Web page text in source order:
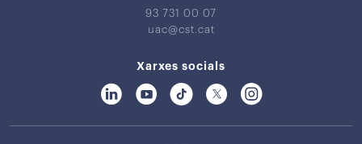
93 731 00 07
uac@cst.cat
Xarxes socials